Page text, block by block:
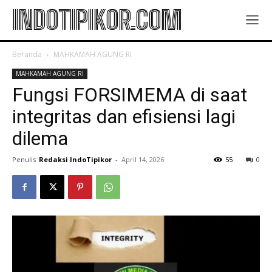
INDOTIPIKOR.COM
Beranda MAHKAMAH AGUNG RI
MAHKAMAH AGUNG RI
Fungsi FORSIMEMA di saat
integritas dan efisiensi lagi
dilema
Penulis Redaksi IndoTipikor - April 14, 2026 0
55